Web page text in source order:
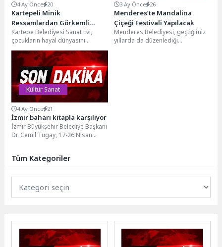
4 Ay Önce 20
Kartepeli Minik
Ressamlardan Görkemli
Sergi
Kartepe Belediyesi Sanat Evi,
çocukların hayal dünyasını
yansıtan bir sergiye ev sahipliği
yapıyor. Karatepe İlkokulu,...
3 Ay Önce 26
Menderes’te Mandalina
Çiçeği Festivali Yapılacak
Menderes Belediyesi, geçtiğimiz
yıllarda da düzenlediği
Kültür Sanat
4 Ay Önce 21
İzmir baharı kitapla karşılıyor
İzmir Büyükşehir Belediye Başkanı
Dr. Cemil Tugay, 17-26 Nisan
Tüm Kategoriler